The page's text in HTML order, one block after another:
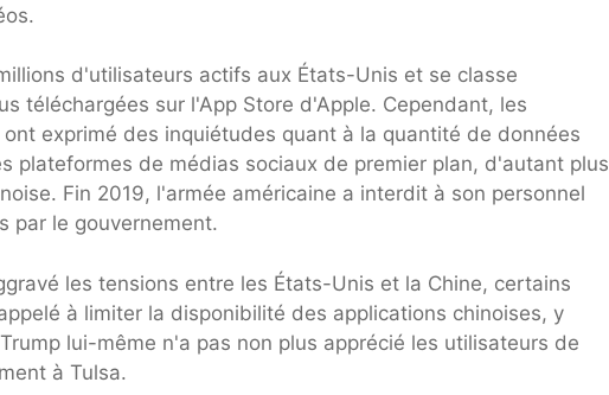
d'utilisateurs actifs aux États-Unis et se classe
téléchargées sur l'App Store d'Apple. Cependant, les
exprimé des inquiétudes quant à la quantité de données
plateformes de médias sociaux de premier plan, d'autant plus
Fin 2019, l'armée américaine a interdit à son personnel
par le gouvernement.
les tensions entre les États-Unis et la Chine, certains
à limiter la disponibilité des applications chinoises, y
lui-même n'a pas non plus apprécié les utilisateurs de
à Tulsa.